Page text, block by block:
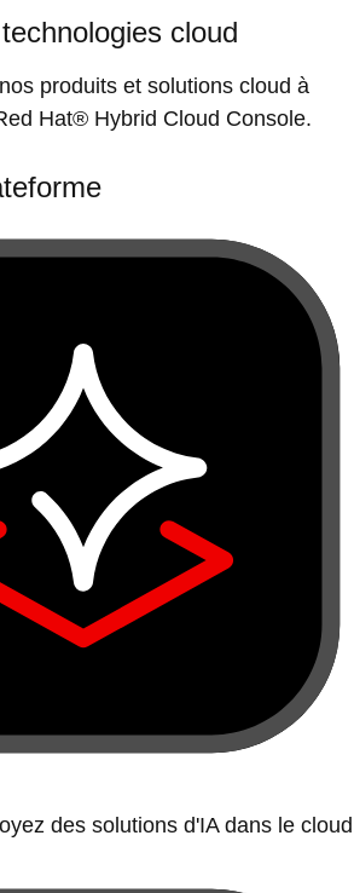
cloud
produits et solutions cloud à
Hat® Hybrid Cloud Console.
des solutions d'IA dans le cloud